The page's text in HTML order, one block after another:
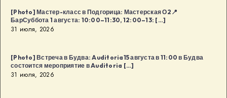
[Photo] Мастер-класс в Подгорица: Мастерская О2📍
БарСуббота 1 августа: 10:00–11:30, 12:00–13: […]
31 июля, 2026
[Photo] Встреча в Будва: Auditoria15 августа в 11:00 в Будва
состоится мероприятие в Auditoria […]
31 июля, 2026